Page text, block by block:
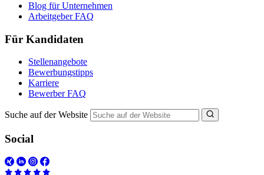
Blog für Unternehmen
Arbeitgeber FAQ
Für Kandidaten
Stellenangebote
Bewerbungstipps
Karriere
Bewerber FAQ
Suche auf der Website
Social